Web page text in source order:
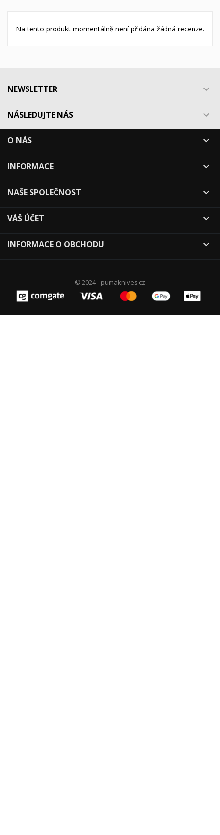
Na tento produkt momentálně není přidána žádná recenze.
NEWSLETTER 
NÁSLEDUJTE NÁS 
O NÁS 
INFORMACE 
NAŠE SPOLEČNOST 
VÁŠ ÚČET 
INFORMACE O OBCHODU 
© 2024 - pumaknives.cz